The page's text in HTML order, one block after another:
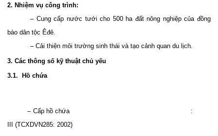
2. Nhiệm vụ công trình:
– Cung cấp nước tưới cho 500 hađất nông nghiệp của đồng
bào dân tộc Êđê.
– Cải thiện môi trường sinh thái và tạo cảnh quan du lịch.
3. Các thông số kỹ thuật chủ yếu
3.1.
Hồ chứa
– Cấp hồ chứa
:
III (TCXDVN285: 2002)